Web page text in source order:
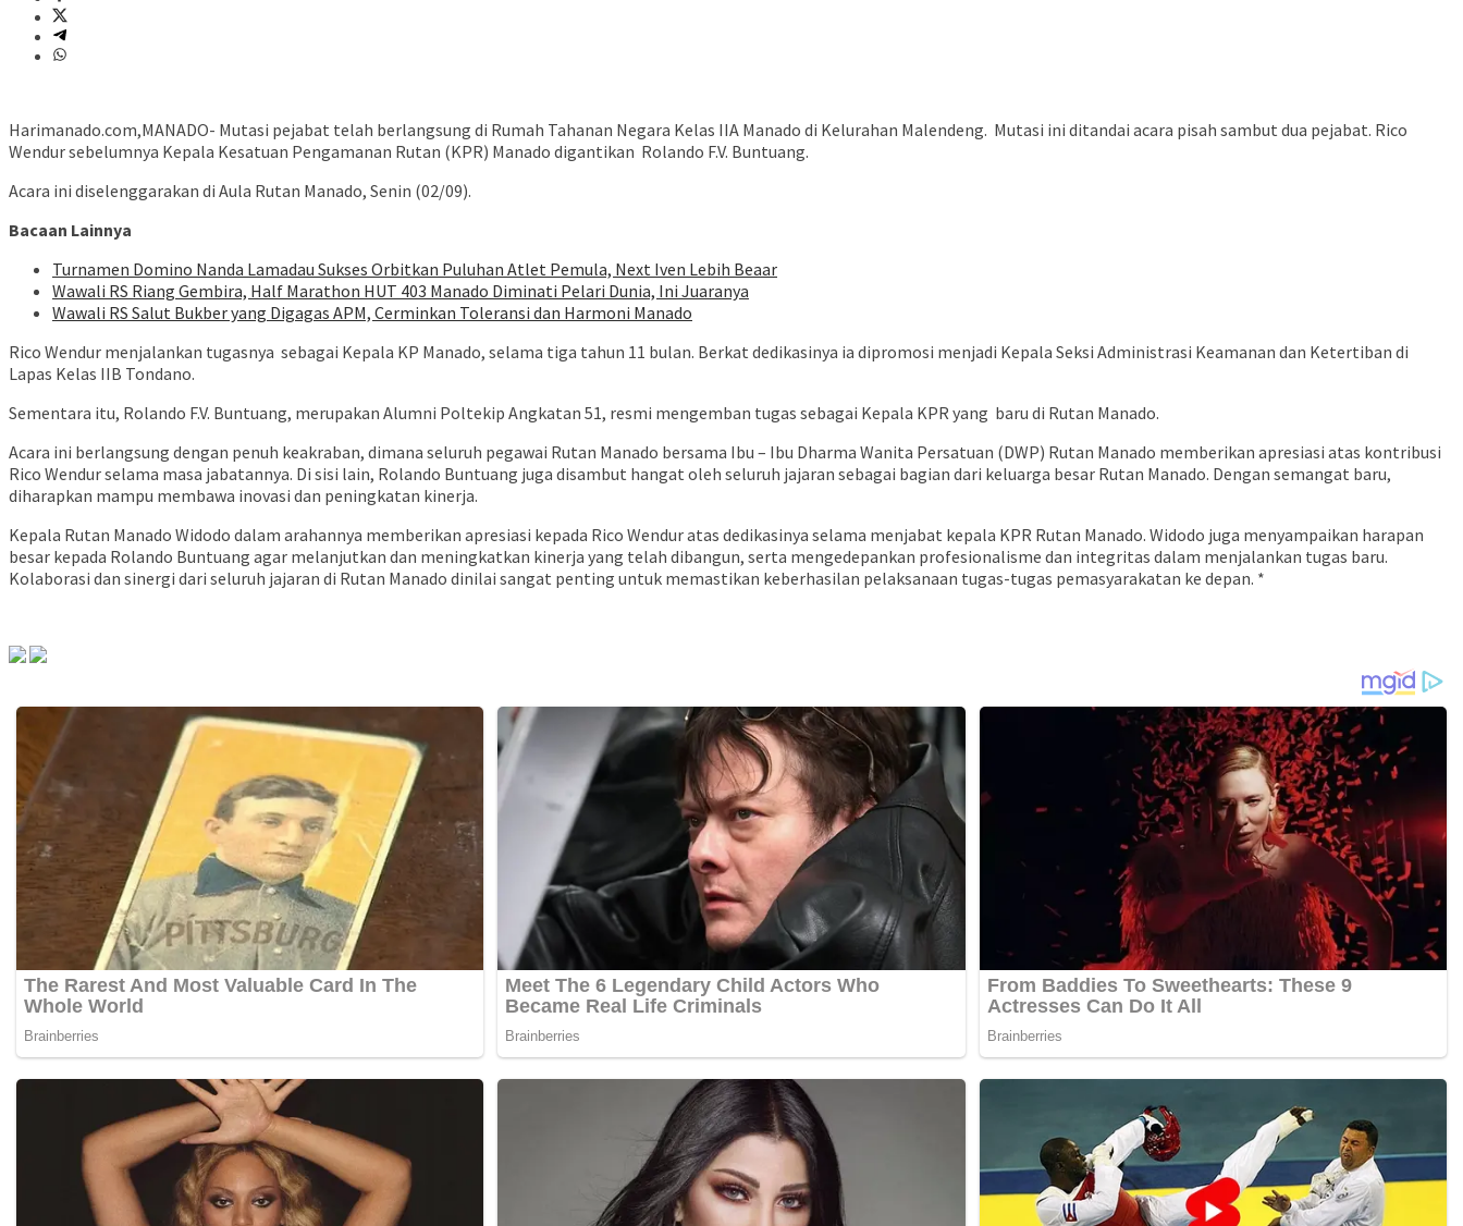
Harimanado.com,MANADO- Mutasi pejabat telah berlangsung di Rumah Tahanan Negara Kelas IIA Manado di Kelurahan Malendeng. Mutasi ini ditandai acara pisah sambut dua pejabat. Rico
Wendur sebelumnya Kepala Kesatuan Pengamanan Rutan (KPR) Manado digantikan Rolando F.V. Buntuang.
Acara ini diselenggarakan di Aula Rutan Manado, Senin (02/09).
Bacaan Lainnya
Turnamen Domino Nanda Lamadau Sukses Orbitkan Puluhan Atlet Pemula, Next Iven Lebih Beaar
Wawali RS Riang Gembira, Half Marathon HUT 403 Manado Diminati Pelari Dunia, Ini Juaranya
Wawali RS Salut Bukber yang Digagas APM, Cerminkan Toleransi dan Harmoni Manado
Rico Wendur menjalankan tugasnya sebagai Kepala KP Manado, selama tiga tahun 11 bulan. Berkat dedikasinya ia dipromosi menjadi Kepala Seksi Administrasi Keamanan dan Ketertiban di
Lapas Kelas IIB Tondano.
Sementara itu, Rolando F.V. Buntuang, merupakan Alumni Poltekip Angkatan 51, resmi mengemban tugas sebagai Kepala KPR yang baru di Rutan Manado.
Acara ini berlangsung dengan penuh keakraban, dimana seluruh pegawai Rutan Manado bersama Ibu – Ibu Dharma Wanita Persatuan (DWP) Rutan Manado memberikan apresiasi atas kontribusi
Rico Wendur selama masa jabatannya. Di sisi lain, Rolando Buntuang juga disambut hangat oleh seluruh jajaran sebagai bagian dari keluarga besar Rutan Manado. Dengan semangat baru,
diharapkan mampu membawa inovasi dan peningkatan kinerja.
Kepala Rutan Manado Widodo dalam arahannya memberikan apresiasi kepada Rico Wendur atas dedikasinya selama menjabat kepala KPR Rutan Manado. Widodo juga menyampaikan harapan
besar kepada Rolando Buntuang agar melanjutkan dan meningkatkan kinerja yang telah dibangun, serta mengedepankan profesionalisme dan integritas dalam menjalankan tugas baru.
Kolaborasi dan sinergi dari seluruh jajaran di Rutan Manado dinilai sangat penting untuk memastikan keberhasilan pelaksanaan tugas-tugas pemasyarakatan ke depan. *